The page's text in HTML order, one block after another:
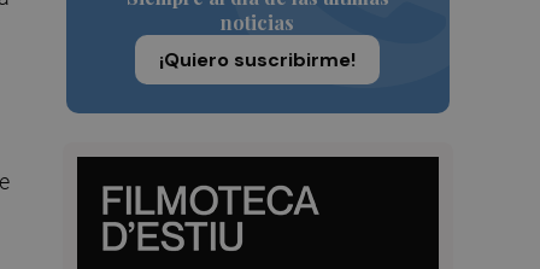
noticias
¡Quiero suscribirme!